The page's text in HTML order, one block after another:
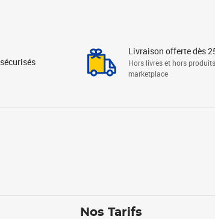
Livraison offerte dès
Hors livres et hors produits
marketplace
Nos Tarifs